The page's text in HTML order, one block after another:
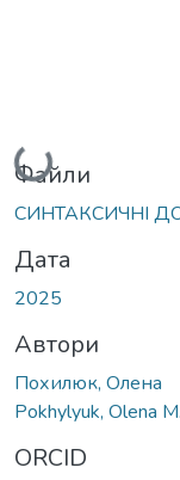
Вантажиться...
Файли
СИНТАКСИЧНІ
Дата
2025
Автори
Похилюк, Олена
Pokhylyuk, Olenа M.
ORCID